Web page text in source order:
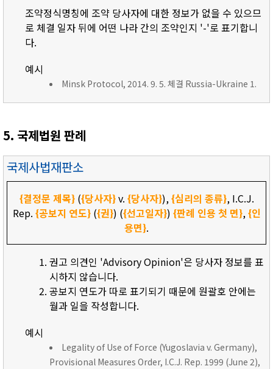
조약정식명칭에 조약 당사자에 대한 정보가 없을 수 있으므
로 체결 일자 뒤에 어떤 나라 간의 조약인지 '-'로 표기합니
다.
예시
Minsk Protocol, 2014. 9. 5. 체결 Russia-Ukraine 1.
5. 국제법원 판례
국제사법재판소
{결정문 제목}({당사자}v. {당사자}),{심리의 종류}, I.C.J.
Rep. {공보지 연도}({권}) ({선고일자}) {판례 인용 첫 면},{인
용면}.
권고 의견인 'Advisory Opinion'은 당사자 정보를 표
시하지 않습니다.
공보지 연도가 따로 표기되기 때문에 원괄호 안에는
월과 일을 작성합니다.
예시
Legality of Use of Force (Yugoslavia v. Germany),
Provisional Measures Order, I.C.J. Rep. 1999 (June 2),